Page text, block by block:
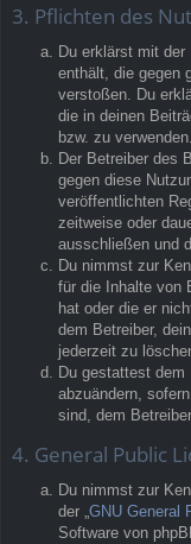
3. Pflichten des
Du erklärst mit
enthält, die gegen
verstoßen. Du
die in deinen
bzw. zu verwenden.
Der Betreiber des
gegen diese
veröffentlichten
zeitweise oder
ausschließen und
Du nimmst zur
für die Inhalte von
hat oder die er
dem Betreiber,
jederzeit zu
Du gestattest dem
abzuändern,
sind, dem
4. General Public
Du nimmst zur
der „GNU General
Software von